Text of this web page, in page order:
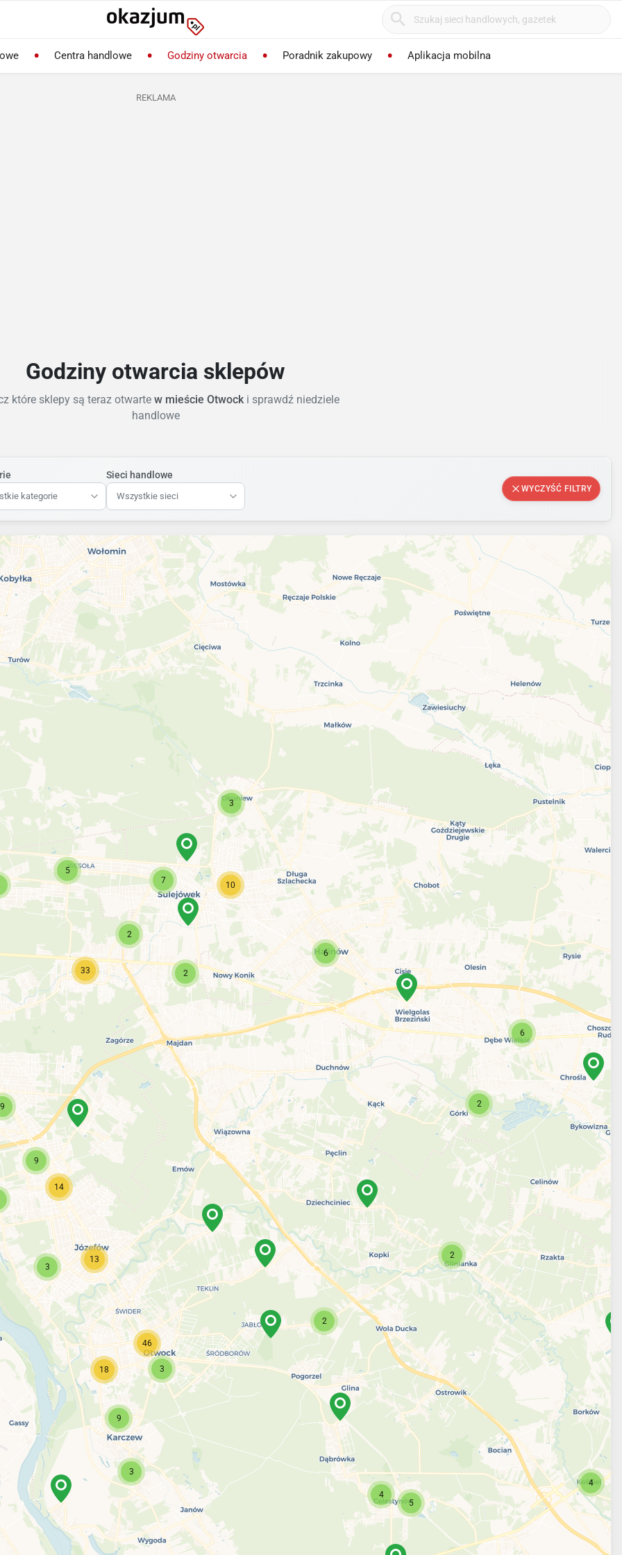
Centra handlowe Godziny otwarcia Poradnik zakupowy Aplikacja mobilna
REKLAMA
Godziny otwarcia sklepów
które sklepy są teraz otwartew mieście Otwock i sprawdź niedziele
handlowe
kategorie
Sieci handlowe
Wszystkie sieci
WYCZYŚĆ FILTRY
3
46
13
9
3
3
2
14
9
4
9
5
2
2
2
2
6
7
4
10
6
5
3
18
33